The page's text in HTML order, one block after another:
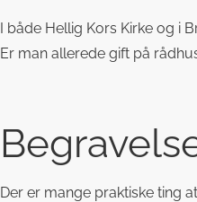
I både Hellig Kors Kirke og i
Er man allerede gift på
Der er mange praktiske ting